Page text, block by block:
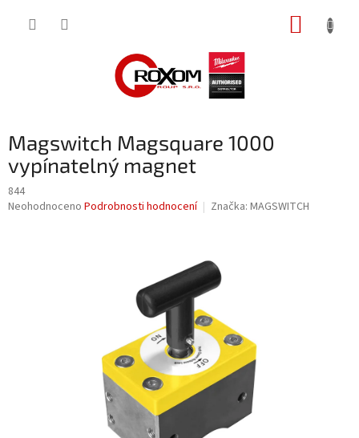
Magswitch Magsquare 1000
vypínatelný magnet
844
Průměrné
Neohodnoceno Podrobnosti hodnocení Značka: MAGSWITCH